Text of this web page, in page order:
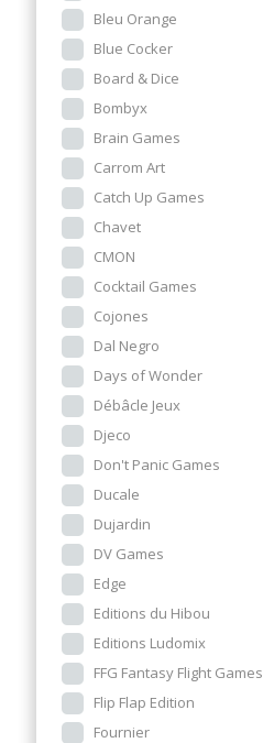
Bleu Orange
Blue Cocker
Board & Dice
Bombyx
Brain Games
Carrom Art
Catch Up Games
Chavet
CMON
Cocktail Games
Cojones
Dal Negro
Days of Wonder
Débâcle Jeux
Djeco
Don't Panic Games
Ducale
Dujardin
DV Games
Edge
Editions du Hibou
Editions Ludomix
FFG Fantasy Flight Games
Flip Flap Edition
Fournier